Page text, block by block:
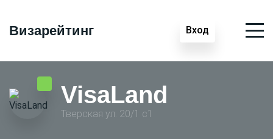
Визарейтинг Вход
VisaLand
Тверская ул. 20/1 с1